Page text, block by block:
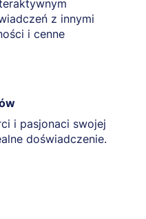
z innymi
i cenne
i pasjonaci swojej
doświadczenie.